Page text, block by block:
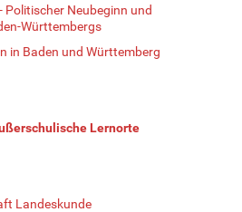
Politischer Neubeginn und
Württembergs
in Baden und Württemberg
Lernorte
Landeskunde